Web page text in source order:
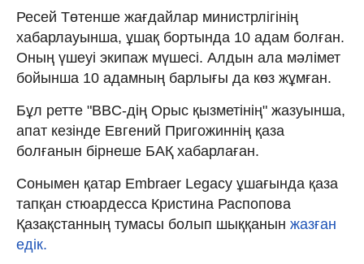
Ресей Төтенше жағдайлар министрлігінің
хабарлауынша, ұшақ бортында 10 адам болған.
Оның үшеуі экипаж мүшесі. Алдын ала мәлімет
бойынша 10 адамның барлығы да көз жұмған.
Бұл ретте "BBC-дің Орыс қызметінің" жазуынша,
апат кезінде Евгений Пригожиннің қаза
болғанын бірнеше БАҚ хабарлаған.
Сонымен қатар Embraer Legacy ұшағында қаза
тапқан стюардесса Кристина Распопова
Қазақстанның тумасы болып шыққанын жазған
едік.